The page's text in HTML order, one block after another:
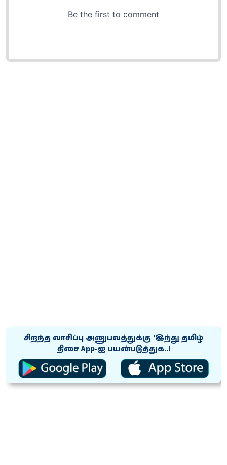
சிறந்த வாசிப்பு அனுபவத்துக்கு ‘இந்து தமிழ்
திசை App-ஐ பயன்படுத்துக..!